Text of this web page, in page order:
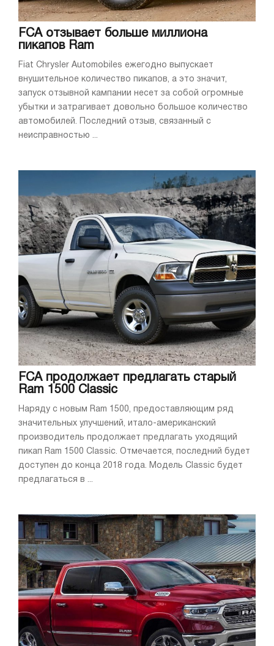
FCA отзывает больше миллиона
пикапов Ram
Fiat Chrysler Automobiles ежегодно выпускает
внушительное количество пикапов, а это значит,
запуск отзывной кампании несет за собой огромные
убытки и затрагивает довольно большое количество
автомобилей. Последний отзыв, связанный с
неисправностью ...
FCA продолжает предлагать старый
Ram 1500 Classic
Наряду с новым Ram 1500, предоставляющим ряд
значительных улучшений, итало-американский
производитель продолжает предлагать уходящий
пикап Ram 1500 Classic. Отмечается, последний будет
доступен до конца 2018 года. Модель Classic будет
предлагаться в ...